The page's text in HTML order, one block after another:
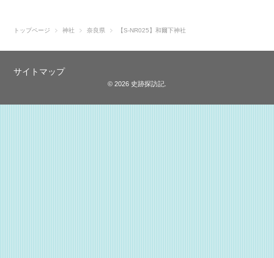
トップページ 神社 奈良県 【S-NR025】和爾下神社
サイトマップ
© 2026 史跡探訪記.